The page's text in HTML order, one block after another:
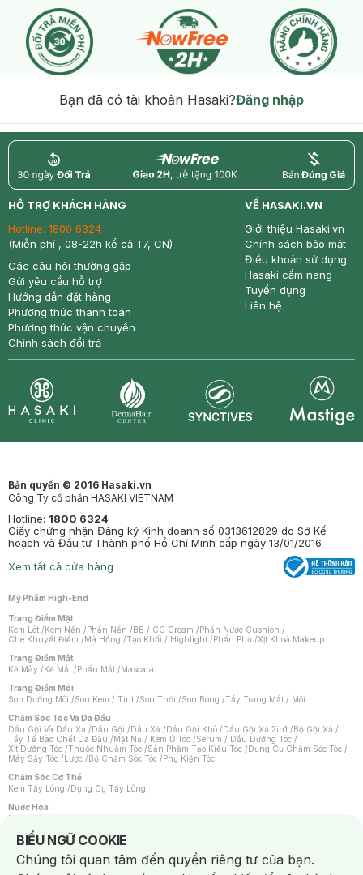
Bạn đã có tài khoản Hasaki?Đăng nhập
return nowfree price
HỖ TRỢ KHÁCH HÀNG
Hotline: 1800 6324
(Miễn phí , 08-22h kể cả T7, CN)
Các câu hỏi thường gặp
Gửi yêu cầu hỗ trợ
Hướng dẫn đặt hàng
Phương thức thanh toán
Phương thức vận chuyển
Chính sách đổi trả
VỀ HASAKI.VN
Giới thiệu Hasaki.vn
Chính sách bảo mật
Điều khoản sử dụng
Hasaki cẩm nang
Tuyển dụng
Liên hệ
Bản quyền © 2016 Hasaki.vn
Công Ty cổ phần HASAKI VIETNAM
Hotline: 1800 6324
Giấy chứng nhận Đăng ký Kinh doanh số 0313612829 do Sở Kế
hoạch và Đầu tư Thành phố Hồ Chí Minh cấp ngày 13/01/2016
Xem tất cả cửa hàng
Mỹ Phẩm High-End
Trang Điểm Mặt
Kem Lót /Kem Nền /Phấn Nền /BB / CC Cream /Phấn Nước Cushion /
Che Khuyết Điểm /Má Hồng /Tạo Khối / Highlight /Phấn Phủ /Xịt Khoá Makeup
Trang Điểm Mắt
Kẻ Mày /Kẻ Mắt /Phấn Mắt /Mascara
Trang Điểm Môi
Son Dưỡng Môi /Son Kem / Tint /Son Thỏi /Son Bóng /Tẩy Trang Mắt / Môi
Chăm Sóc Tóc Và Da Đầu
Dầu Gội Và Dầu Xả /Dầu Gội /Dầu Xả /Dầu Gội Khô /Dầu Gội Xả 2in1 /Bộ Gội Xả /
Tẩy Tế Bào Chết Da Đầu /Mặt Nạ / Kem Ủ Tóc /Serum / Dầu Dưỡng Tóc /
Xịt Dưỡng Tóc /Thuốc Nhuộm Tóc /Sản Phẩm Tạo Kiểu Tóc /Dụng Cụ Chăm Sóc Tóc /
Máy Sấy Tóc /Lược /Bộ Chăm Sóc Tóc /Phụ Kiện Tóc
Chăm Sóc Cơ Thể
Kem Tẩy Lông /Dụng Cụ Tẩy Lông
Nước Hoa
Nước Hoa Nữ
Chăm Sóc Cá Nhân
Chống Muỗi /Khẩu Trang /Máy Massage/Mặt Nạ Xông Hơi /Nước Rửa Tay/
Sản Phẩm Chăm Sóc Khác /Bàn Chải Đánh Răng /Bàn Chải Điện/
BIỂU NGỮ COOKIE
Notice about cookies usage
Chúng tôi quan tâm đến quyền riêng tư của bạn.